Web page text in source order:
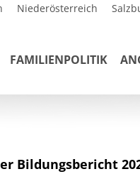
Niederösterreich
FAMILIENPOLITIK
Bildungsbericht